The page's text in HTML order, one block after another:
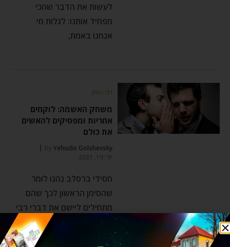
לעשות את הדבר שהכי
מפחיד אותנו: לגלות מי
אנחנו באמת,
רבי נחמן
משחק האשמה: לוקחים
אחריות ומפסיקים להאשים
את כולם
byYehudis Golshevsky
יולי 19, 2021
חסידי ברסלב נהגו לומר
שהסימן הראשון לכך שהם
מתחילים ליישם את דברי רבי
נחמן